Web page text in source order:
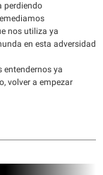
perdiendo
nos utiliza ya
en esta adversidad
entendernos ya
volver a empezar